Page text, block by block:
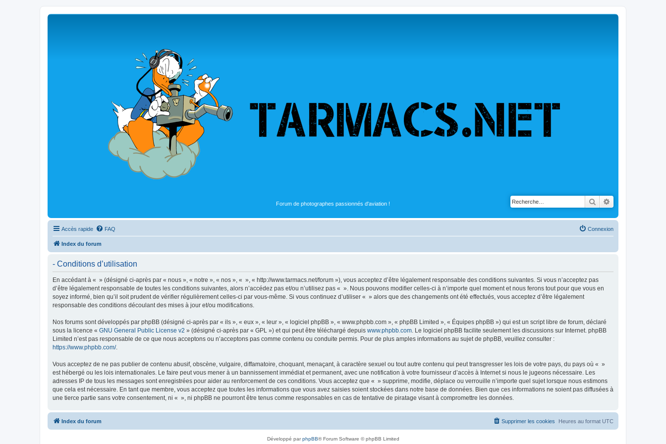
Forum de photographes passionnés d'aviation ! Rechercher
Accès rapide FAQ Connexion
Index du forum
- Conditions d’utilisation
En accédant à « » (désigné ci-après par « nous », « notre », « nos », « », « http://www.tarmacs.net/forum »), vous acceptez d’être légalement responsable des conditions suivantes. Si vous n’acceptez pas
d’être légalement responsable de toutes les conditions suivantes, alors n’accédez pas et/ou n’utilisez pas « ». Nous pouvons modifier celles-ci à n’importe quel moment et nous ferons tout pour que vous en
soyez informé, bien qu’il soit prudent de vérifier régulièrement celles-ci par vous-même. Si vous continuez d’utiliser « » alors que des changements ont été effectués, vous acceptez d’être légalement
responsable des conditions découlant des mises à jour et/ou modifications.
Nos forums sont développés par phpBB (désigné ci-après par « ils », « eux », « leur », « logiciel phpBB », « www.phpbb.com », « phpBB Limited », « Équipes phpBB ») qui est un script libre de forum, déclaré
sous la licence « GNU General Public License v2 » (désigné ci-après par « GPL ») et qui peut être téléchargé depuis www.phpbb.com . Le logiciel phpBB facilite seulement les discussions sur Internet. phpBB
Limited n’est pas responsable de ce que nous acceptons ou n’acceptons pas comme contenu ou conduite permis. Pour de plus amples informations au sujet de phpBB, veuillez consulter :
https://www.phpbb.com/.
Vous acceptez de ne pas publier de contenu abusif, obscène, vulgaire, diffamatoire, choquant, menaçant, à caractère sexuel ou tout autre contenu qui peut transgresser les lois de votre pays, du pays où « »
est hébergé ou les lois internationales. Le faire peut vous mener à un bannissement immédiat et permanent, avec une notification à votre fournisseur d’accès à Internet si nous le jugeons nécessaire. Les
adresses IP de tous les messages sont enregistrées pour aider au renforcement de ces conditions. Vous acceptez que « » supprime, modifie, déplace ou verrouille n’importe quel sujet lorsque nous estimons
que cela est nécessaire. En tant que membre, vous acceptez que toutes les informations que vous avez saisies soient stockées dans notre base de données. Bien que ces informations ne soient pas diffusées à
une tierce partie sans votre consentement, ni « », ni phpBB ne pourront être tenus comme responsables en cas de tentative de piratage visant à compromettre les données.
Index du forum Heures au format UTC
Supprimer les cookies
Développé parphpBB® Forum Software © phpBB Limited